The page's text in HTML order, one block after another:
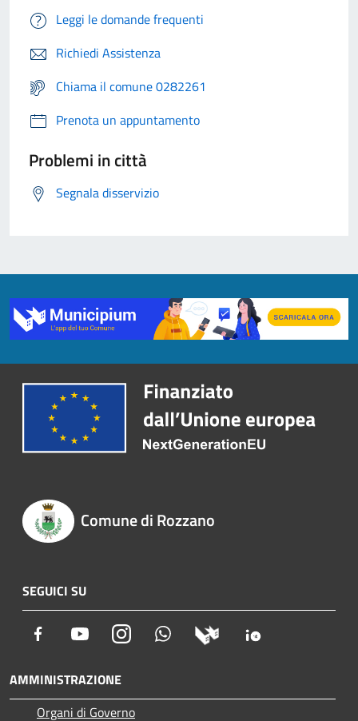
Leggi le domande frequenti
Richiedi Assistenza
Chiama il comune 0282261
Prenota un appuntamento
Problemi in città
Segnala disservizio
Comune di Rozzano
SEGUICI SU
Facebook YoutubeInstagram Whatsapp
AMMINISTRAZIONE
Organi di Governo